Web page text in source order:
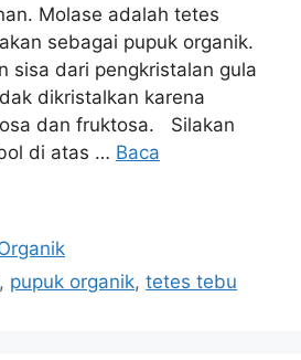
Molase adalah tetes
sebagai pupuk organik.
sisa dari pengkristalan gula
dikristalkan karena
dan fruktosa. Silakan
di atas … Baca
, pupuk organik,tetes tebu